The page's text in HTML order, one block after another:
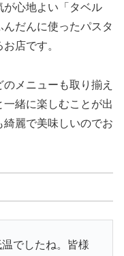
が心地よい「タベル
だんに使ったパスタ
店です。
メニューも取り揃え
緒に楽しむことが出
麗で美味しいのでお
でしたね。皆様